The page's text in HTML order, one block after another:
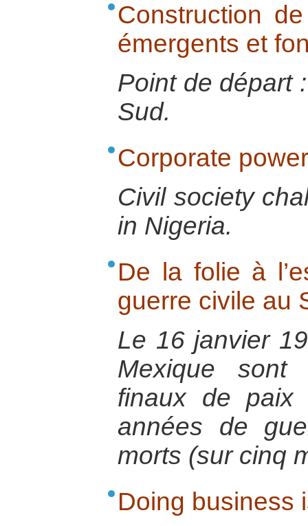
Construction
émergents et
Point de départ
Sud.
Corporate
Civil society
in Nigeria.
De la folie à
guerre civile au
Le 16 janvier
Mexique sont
finaux de paix
années de
morts (sur cinq
Doing business